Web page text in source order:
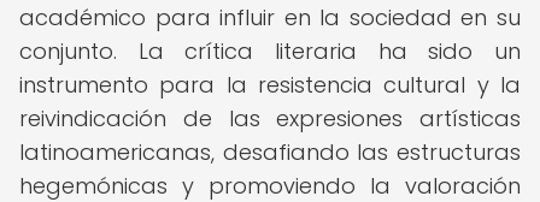
académico para influir en la sociedad en su
conjunto. La crítica literaria ha sido un
instrumento para la resistencia cultural y la
reivindicación de las expresiones artísticas
latinoamericanas, desafiando las estructuras
hegemónicas y promoviendo la valoración